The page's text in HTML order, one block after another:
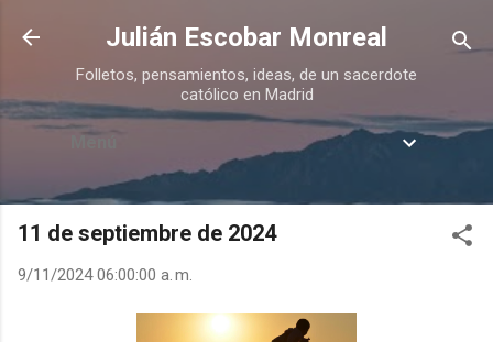
Ir al contenido principal
Julián Escobar Monreal
Folletos, pensamientos, ideas, de un sacerdote
católico en Madrid
Menú
11 de septiembre de 2024
9/11/2024 06:00:00 a. m.